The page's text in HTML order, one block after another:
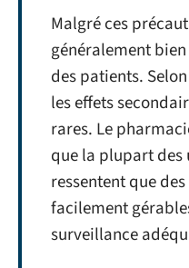
Malgré ces
généralement
des patients.
les effets
rares. Le
que la plupart des
ressentent que
facilement
surveillance